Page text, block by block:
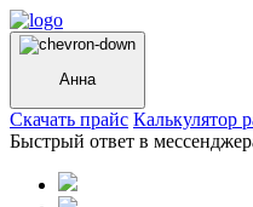
Анна
Cкачать прайс Калькулятор
Быстрый ответ в